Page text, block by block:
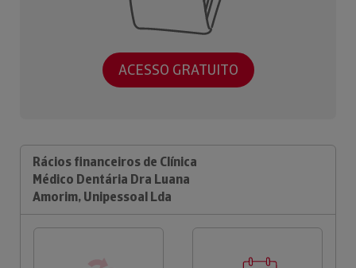
ACESSO GRATUITO
Rácios financeiros de Clínica
Médico Dentária Dra Luana
Amorim, Unipessoal Lda